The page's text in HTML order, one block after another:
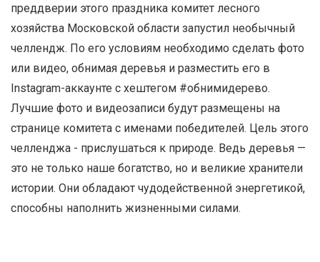
преддверии этого праздника комитет лесного
хозяйства Московской области запустил необычный
челлендж. По его условиям необходимо сделать фото
или видео, обнимая деревья и разместить его в
Instagram-аккаунте с хештегом #обнимидерево.
Лучшие фото и видеозаписи будут размещены на
странице комитета с именами победителей. Цель этого
челленджа - прислушаться к природе. Ведь деревья —
это не только наше богатство, но и великие хранители
истории. Они обладают чудодейственной энергетикой,
способны наполнить жизненными силами.